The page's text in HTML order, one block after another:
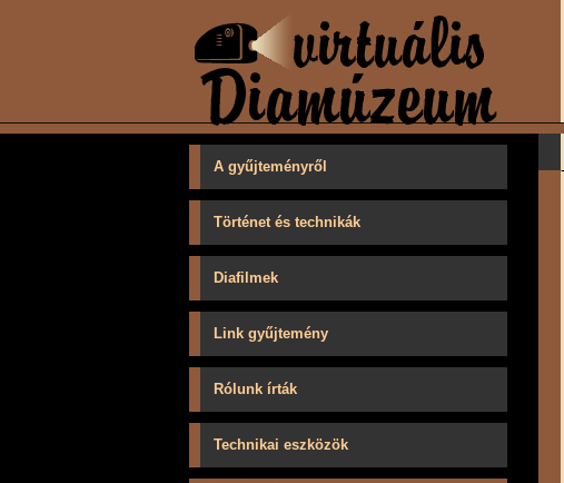
A gyűjteményről
Történet és technikák
Diafilmek
Link gyűjtemény
Rólunk írták
Technikai eszközök